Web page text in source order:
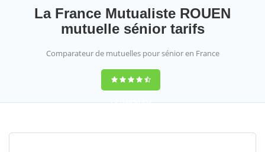
La France Mutualiste ROUEN
mutuelle sénior tarifs
Comparateur de mutuelles pour sénior en France
9,2(100%)452